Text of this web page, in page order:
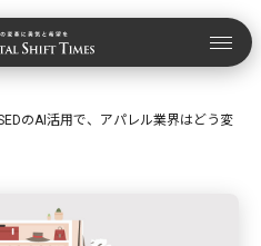
のAI活用で、アパレル業界はどう変